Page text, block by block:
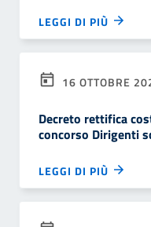
LEGGI DI PIÙ
16 OTTOBRE
Decreto rettifica
concorso Dirigenti
LEGGI DI PIÙ